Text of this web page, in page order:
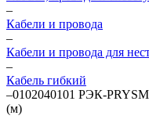
–
Кабели и провода
–
Кабели и провода для
–
Кабель гибкий
–0102040101 РЭК-
(м)